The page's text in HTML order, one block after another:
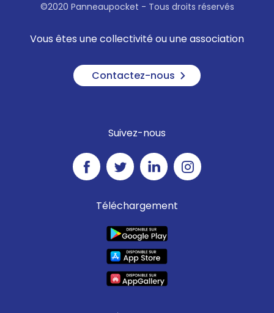
©2020 Panneaupocket - Tous droits réservés
Vous êtes une collectivité ou une association
Contactez-nous
Suivez-nous
Téléchargement